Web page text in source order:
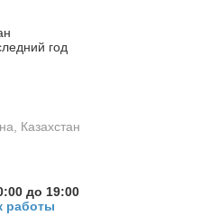
год
Казахстан
до 19:00
работы